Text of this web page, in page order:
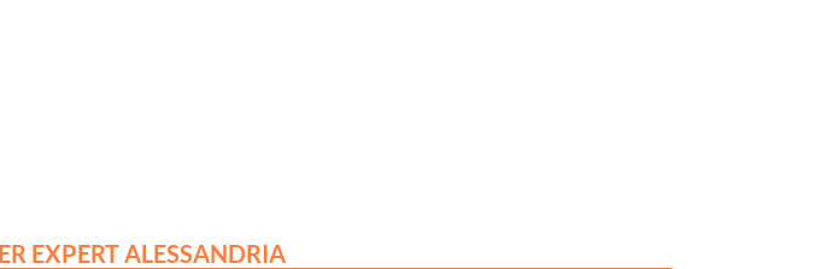
EXPERT ALESSANDRIA